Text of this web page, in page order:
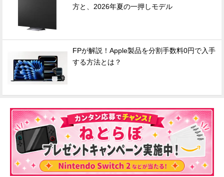
方と、2026年夏の一押しモデル
FPが解説！Apple製品を分割手数料0円で入手
する方法とは？